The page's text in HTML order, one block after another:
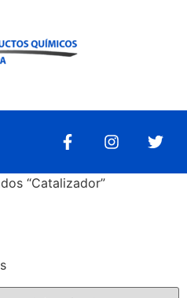
“Catalizador”